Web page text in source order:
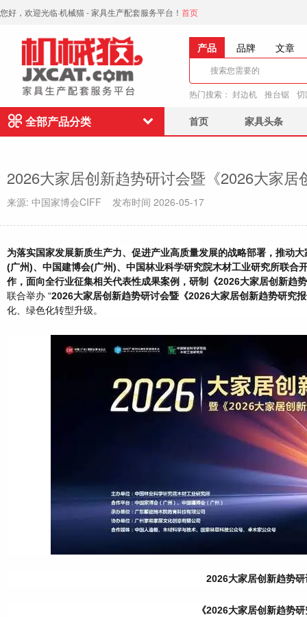
您好，欢迎光临·机械猫 - 家具生产配套服务平台！ 首页
产品 品牌 文章
热门搜索： 封边机 推台锯 切
全部产品分类 首页 家具头条
来源: 中国家博会CIFF 发布时间 2026-05-17
为落实国家发展新质生产力、促进产业高质量发展的战略部署，推动
(广州)、中国建博会(广州)、中国林业科学研究院木材工业研究所联合
作，面向全行业征集相关代表性成果案例，研制《2026大家居创新趋
联合举办 “2026大家居创新趋势研讨会暨《2026大家居创新趋势研究
化、绿色化转型升级。
2026大家居创新趋势
《2026大家居创新趋势